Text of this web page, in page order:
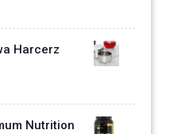
Harcerz
Nutrition